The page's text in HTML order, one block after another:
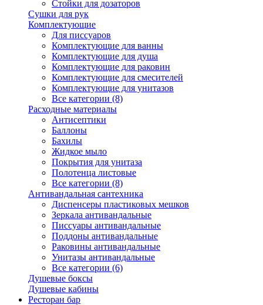
Стойки для дозаторов
Сушки для рук
Комплектующие
Для писсуаров
Комплектующие для ванны
Комплектующие для душа
Комплектующие для раковин
Комплектующие для смесителей
Комплектующие для унитазов
Все категории (8)
Расходные материалы
Антисептики
Баллоны
Бахилы
Жидкое мыло
Покрытия для унитаза
Полотенца листовые
Все категории (8)
Антивандальная сантехника
Диспенсеры пластиковых мешков
Зеркала антивандальные
Писсуары антивандальные
Поддоны антивандальные
Раковины антивандальные
Унитазы антивандальные
Все категории (6)
Душевые боксы
Душевые кабины
Ресторан бар